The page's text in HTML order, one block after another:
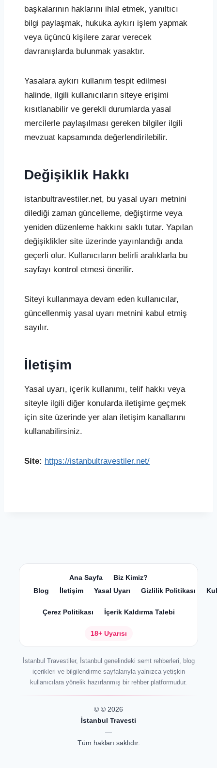
başkalarının haklarını ihlal etmek, yanıltıcı
bilgi paylaşmak, hukuka aykırı işlem yapmak
veya üçüncü kişilere zarar verecek
davranışlarda bulunmak yasaktır.
Yasalara aykırı kullanım tespit edilmesi
halinde, ilgili kullanıcıların siteye erişimi
kısıtlanabilir ve gerekli durumlarda yasal
mercilerle paylaşılması gereken bilgiler ilgili
mevzuat kapsamında değerlendirilebilir.
Değişiklik Hakkı
istanbultravestiler.net, bu yasal uyarı metnini
dilediği zaman güncelleme, değiştirme veya
yeniden düzenleme hakkını saklı tutar. Yapılan
değişiklikler site üzerinde yayınlandığı anda
geçerli olur. Kullanıcıların belirli aralıklarla bu
sayfayı kontrol etmesi önerilir.
Siteyi kullanmaya devam eden kullanıcılar,
güncellenmiş yasal uyarı metnini kabul etmiş
sayılır.
İletişim
Yasal uyarı, içerik kullanımı, telif hakkı veya
siteyle ilgili diğer konularda iletişime geçmek
için site üzerinde yer alan iletişim kanallarını
kullanabilirsiniz.
Site: https://istanbultravestiler.net/
Ana Sayfa
Biz Kimiz?
Blog
İletişim Yasal Uyarı Gizlilik Politikası
Çerez Politikası İçerik Kaldırma Talebi
18+ Uyarısı
İstanbul Travestiler, İstanbul genelindeki semt rehberleri, blog
içerikleri ve bilgilendirme sayfalarıyla yalnızca yetişkin
kullanıcılara yönelik hazırlanmış bir rehber platformudur.
© © 2026
İstanbul Travesti
—
Tüm hakları saklıdır.